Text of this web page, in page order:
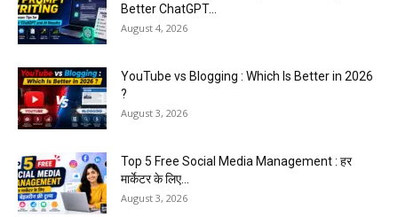
Better ChatGPT...
August 4, 2026
YouTube vs Blogging : Which Is Better in 2026
?
August 3, 2026
Top 5 Free Social Media Management : हर
मार्केटर के लिए...
August 3, 2026